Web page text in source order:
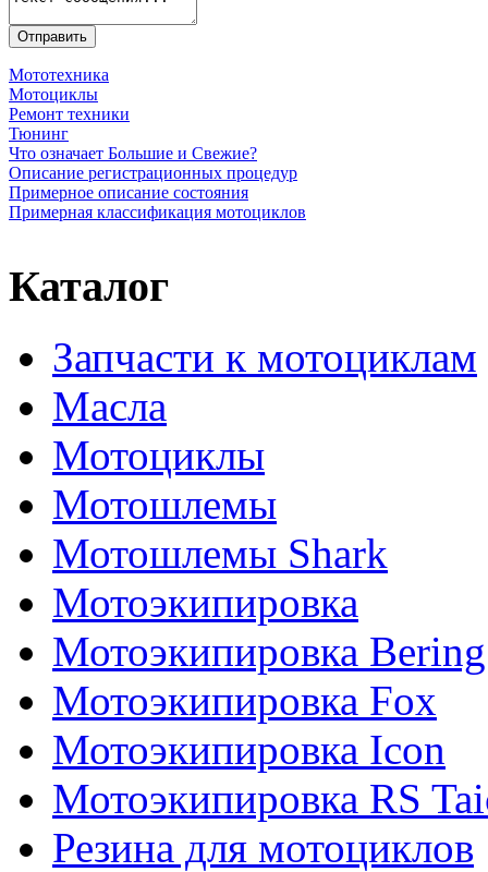
Мототехника
Мотоциклы
Ремонт техники
Тюнинг
Что означает Большие и Свежие?
Описание регистрационных процедур
Примерное описание состояния
Примерная классификация мотоциклов
Каталог
Запчасти к мотоциклам
Масла
Мотоциклы
Мотошлемы
Мотошлемы Shark
Мотоэкипировка
Мотоэкипировка Bering
Мотоэкипировка Fox
Мотоэкипировка Icon
Мотоэкипировка RS
Резина для мотоциклов